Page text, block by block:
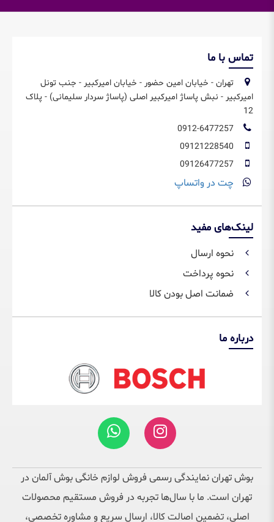
تماس با ما
تهران - خیابان امین حضور - خیابان امیرکبیر - جنب تونل
امیرکبیر - نبش پاساژ امیرکبیر اصلی (پاساژ سردار سلیمانی) - پلاک
12
چت در واتساپ
لینک‌های مفید
نحوه ارسال
نحوه پرداخت
ضمانت اصل بودن کالا
درباره ما
بوش تهران نمایندگی رسمی فروش لوازم خانگی بوش آلمان در
تهران است. ما با سال‌ها تجربه در فروش مستقیم محصولات
اصلی، تضمین اصالت کالا، ارسال سریع و مشاوره تخصصی،